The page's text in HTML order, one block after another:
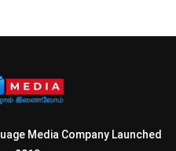
Media Company Launched